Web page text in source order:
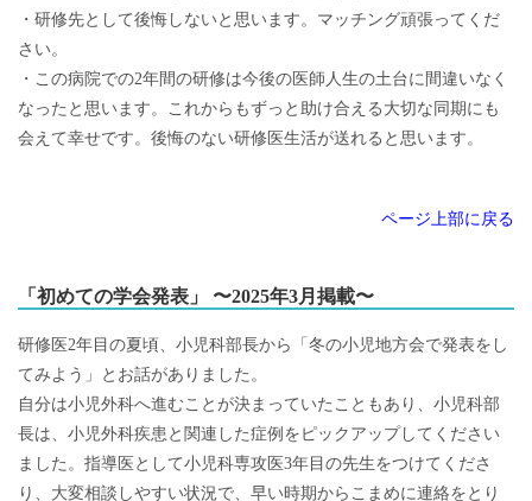
・研修先として後悔しないと思います。マッチング頑張ってくだ
さい。
・この病院での2年間の研修は今後の医師人生の土台に間違いなく
なったと思います。これからもずっと助け合える大切な同期にも
会えて幸せです。後悔のない研修医生活が送れると思います。
ページ上部に戻る
「初めての学会発表」 〜2025年3月掲載〜
研修医2年目の夏頃、小児科部長から「冬の小児地方会で発表をし
てみよう」とお話がありました。
自分は小児外科へ進むことが決まっていたこともあり、小児科部
長は、小児外科疾患と関連した症例をピックアップしてください
ました。指導医として小児科専攻医3年目の先生をつけてくださ
り、大変相談しやすい状況で、早い時期からこまめに連絡をとり